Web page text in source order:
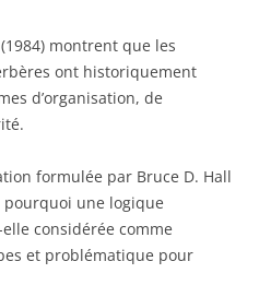
montrent que les
ont historiquement
d’organisation, de
formulée par Bruce D. Hall
pourquoi une logique
considérée comme
et problématique pour